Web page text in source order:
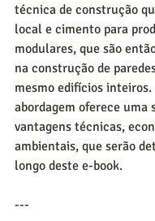
técnica de construção
local e cimento para
modulares, que são
na construção de
mesmo edifícios inteiros.
abordagem oferece uma
vantagens técnicas,
ambientais, que serão
longo deste e-book.
---